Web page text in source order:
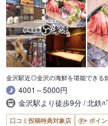
金沢駅近◎金沢の海鮮を堪能できる
4001～5000円
金沢駅より徒歩9分 / 北鉄ﾊ
口コミ投稿特典対象店 ポイ